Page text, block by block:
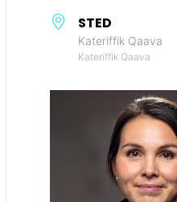
STED
Kateriffik Qaava
Kateriffik Qaava